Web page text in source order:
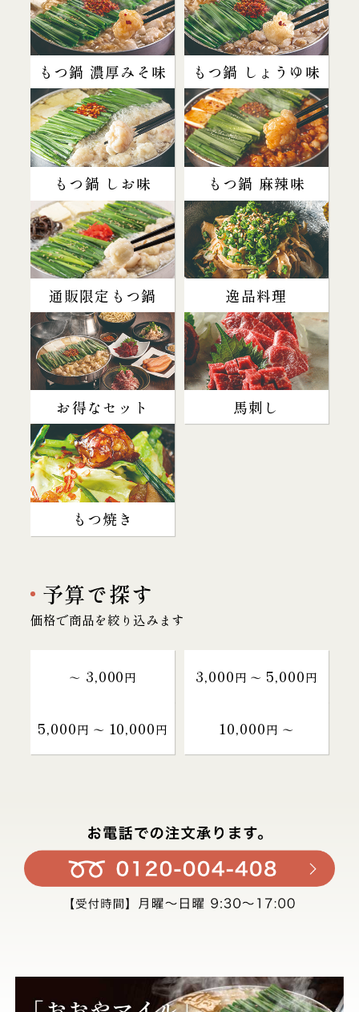
もつ鍋 濃厚みそ味 もつ鍋 しょうゆ味
もつ鍋 しお味 もつ鍋 麻辣味
通販限定もつ鍋 逸品料理
お得なセット 馬刺し
もつ焼き
予算で探す
価格で商品を絞り込みます
～ 3,000円 3,000円 〜 5,000円
5,000円 〜 10,000円 10,000円 〜